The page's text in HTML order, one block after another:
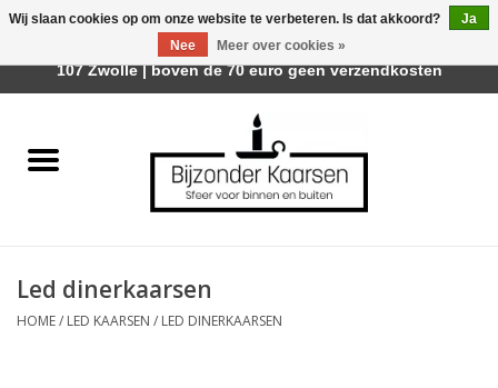
Räder Design Stories
Geurkaarsen
Led dinerkaarsen
HOME/ LED KAARSEN / LED DINERKAARSEN
Wij slaan cookies op om onze website te verbeteren. Is dat akkoord?
Ja
Nee
Meer over cookies »
Afhalen is mogelijk bij Trotz Woon & Cadeau | Belvederelaan
107 Zwolle | boven de 70 euro geen verzendkosten